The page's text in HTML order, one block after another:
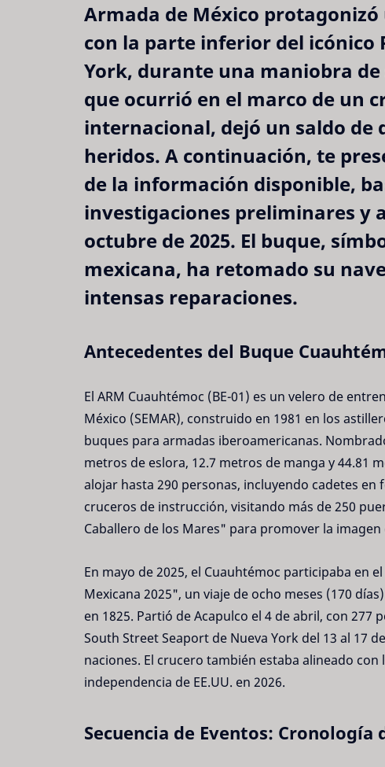
Armada de México
con la parte inferior del icónico
York, durante una maniobra
que ocurrió en el marco de un
internacional, dejó un saldo de
heridos. A continuación, te
de la información disponible,
investigaciones preliminares y
octubre de 2025. El buque,
mexicana, ha retomado su
intensas reparaciones.
Antecedentes del Buque
El ARM Cuauhtémoc (BE-01) es un velero de
México (SEMAR), construido en 1981 en los
buques para armadas iberoamericanas.
metros de eslora, 12.7 metros de manga y 44.81
alojar hasta 290 personas, incluyendo cadetes en
cruceros de instrucción, visitando más de 250
Caballero de los Mares" para promover la imagen
En mayo de 2025, el Cuauhtémoc participaba en
Mexicana 2025", un viaje de ocho meses (170
en 1825. Partió de Acapulco el 4 de abril, con
South Street Seaport de Nueva York del 13 al 17
naciones. El crucero también estaba alineado
independencia de EE.UU. en 2026.
Secuencia de Eventos: Cronología